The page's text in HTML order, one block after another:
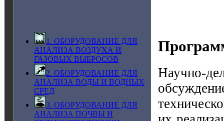
1. ОБОРУДОВАНИЕ ДЛЯ
АНАЛИЗА ВОЗДУХА И
ГАЗОВЫХ ВЫБРОСОВ
2. ОБОРУДОВАНИЕ ДЛЯ
АНАЛИЗА ВОДЫ И ВОДНЫХ
СРЕД
3. ОБОРУДОВАНИЕ ДЛЯ
АНАЛИЗА ПОЧВЫ И
Научно-